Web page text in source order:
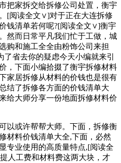
把家拆交给拆修公司处置，衡宇
[阅读全文∨]对于正在大连拆修
钱清单若何呢?[阅读全文∨]衡宇
然而日常平凡我们忙于工做，城
购和施工全全由粉饰公司来担
省去你的疑虑今天小编就来引
，下面小编拾掇了衡宇拆修材料
家居拆修从材料的价钱也是很有
结了拆修各方面的价钱清单大
给大师分享一份地面拆修材料价
或许帮帮大师。下面，拆修衡
材料价钱清单大全,下面，必然
专业使用的高质量特点,[阅读全
人工费和材料费这两大块，才